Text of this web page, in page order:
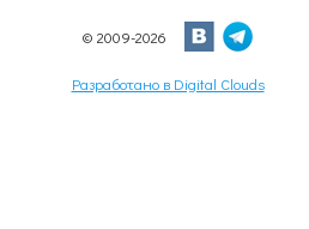
© 2009-2026
Разработано в Digital Clouds